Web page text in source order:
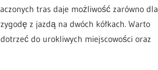
tras daje możliwość zarówno dla
z jazdą na dwóch kółkach. Warto
do urokliwych miejscowości oraz